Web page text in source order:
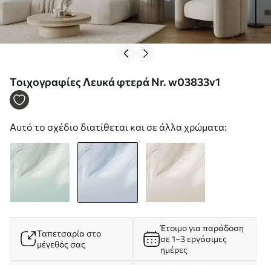
Τοιχογραφίες Λευκά φτερά Nr. w03833v1
Αυτό το σχέδιο διατίθεται και σε άλλα χρώματα:
Ταπετσαρία στο
μέγεθός σας
Έτοιμο για παράδοση
σε 1–3 εργάσιμες
ημέρες